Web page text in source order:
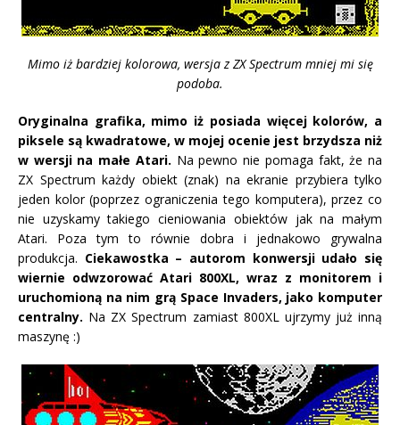
Mimo iż bardziej kolorowa, wersja z ZX Spectrum mniej mi się
podoba.
Oryginalna grafika, mimo iż posiada więcej kolorów, a
piksele są kwadratowe, w mojej ocenie jest brzydsza niż
w wersji na małe Atari. Na pewno nie pomaga fakt, że na
ZX Spectrum każdy obiekt (znak) na ekranie przybiera tylko
jeden kolor (poprzez ograniczenia tego komputera), przez co
nie uzyskamy takiego cieniowania obiektów jak na małym
Atari. Poza tym to równie dobra i jednakowo grywalna
produkcja. Ciekawostka – autorom konwersji udało się
wiernie odwzorować Atari 800XL, wraz z monitorem i
uruchomioną na nim grą Space Invaders, jako komputer
centralny. Na ZX Spectrum zamiast 800XL ujrzymy już inną
maszynę :)